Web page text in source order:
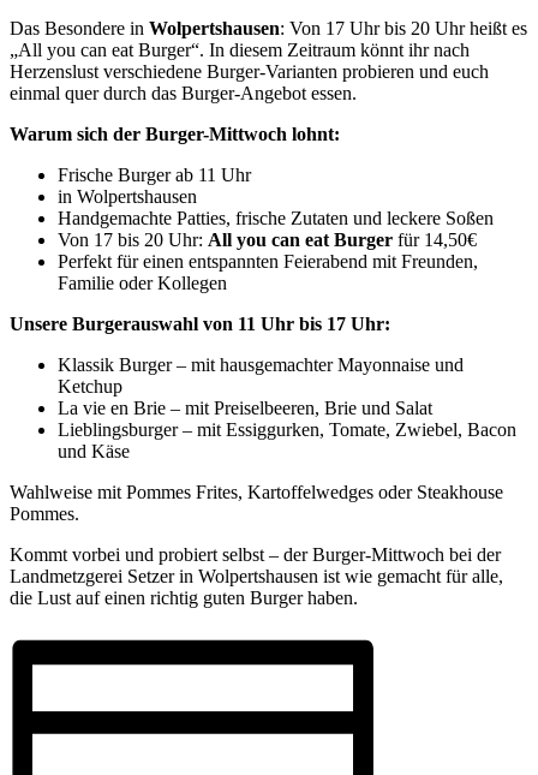
Das Besondere in Wolpertshausen: Von 17 Uhr bis 20 Uhr heißt es
„All you can eat Burger“. In diesem Zeitraum könnt ihr nach
Herzenslust verschiedene Burger-Varianten probieren und euch
einmal quer durch das Burger-Angebot essen.
Warum sich der Burger-Mittwoch lohnt:
Frische Burger ab 11 Uhr
in Wolpertshausen
Handgemachte Patties, frische Zutaten und leckere Soßen
Von 17 bis 20 Uhr: All you can eat Burger für 14,50€
Perfekt für einen entspannten Feierabend mit Freunden,
Familie oder Kollegen
Unsere Burgerauswahl von 11 Uhr bis 17 Uhr:
Klassik Burger – mit hausgemachter Mayonnaise und
Ketchup
La vie en Brie – mit Preiselbeeren, Brie und Salat
Lieblingsburger – mit Essiggurken, Tomate, Zwiebel, Bacon
und Käse
Wahlweise mit Pommes Frites, Kartoffelwedges oder Steakhouse
Pommes.
Kommt vorbei und probiert selbst – der Burger-Mittwoch bei der
Landmetzgerei Setzer in Wolpertshausen ist wie gemacht für alle,
die Lust auf einen richtig guten Burger haben.